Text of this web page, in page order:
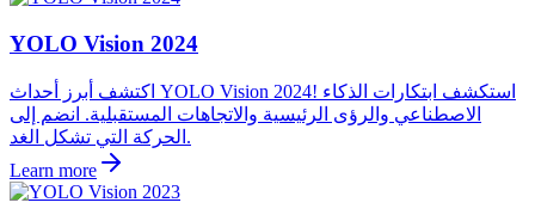
YOLO Vision 2024
اكتشف أبرز أحداث YOLO Vision 2024! استكشف ابتكارات الذكاء
الاصطناعي والرؤى الرئيسية والاتجاهات المستقبلية. انضم إلى
الحركة التي تشكل الغد.
Learn more